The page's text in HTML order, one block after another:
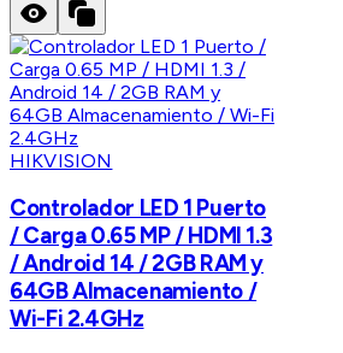
HIKVISION
Controlador LED 1 Puerto
/ Carga 0.65 MP / HDMI 1.3
/ Android 14 / 2GB RAM y
64GB Almacenamiento /
Wi-Fi 2.4GHz